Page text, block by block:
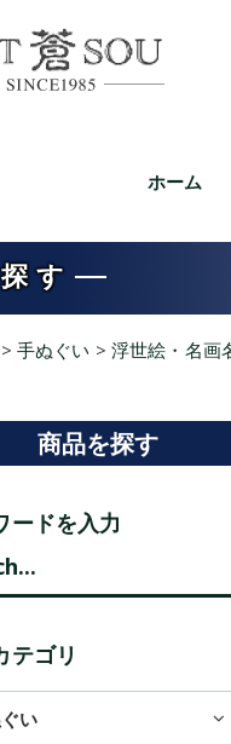
ホーム
す
> 手ぬぐい >浮世絵・名画
商品を探す
ードを入力
テゴリ
い